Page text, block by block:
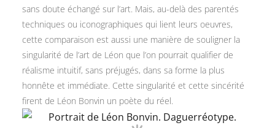
sans doute échangé sur l’art. Mais, au-delà des parentés
techniques ou iconographiques qui lient leurs oeuvres,
cette comparaison est aussi une manière de souligner la
singularité de l’art de Léon que l’on pourrait qualifier de
réalisme intuitif, sans préjugés, dans sa forme la plus
honnête et immédiate. Cette singularité et cette sincérité
firent de Léon Bonvin un poète du réel.